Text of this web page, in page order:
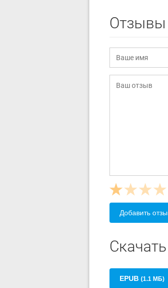
Отзывы
Добавить
EPUB (1.1 МБ)